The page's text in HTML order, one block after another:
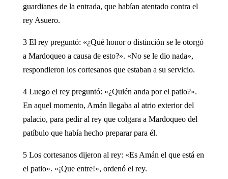
guardianes de la entrada, que habían atentado contra el
rey Asuero.
3 El rey preguntó: «¿Qué honor o distinción se le otorgó
a Mardoqueo a causa de esto?». «No se le dio nada»,
respondieron los cortesanos que estaban a su servicio.
4 Luego el rey preguntó: «¿Quién anda por el patio?».
En aquel momento, Amán llegaba al atrio exterior del
palacio, para pedir al rey que colgara a Mardoqueo del
patíbulo que había hecho preparar para él.
5 Los cortesanos dijeron al rey: «Es Amán el que está en
el patio». «¡Que entre!», ordenó el rey.